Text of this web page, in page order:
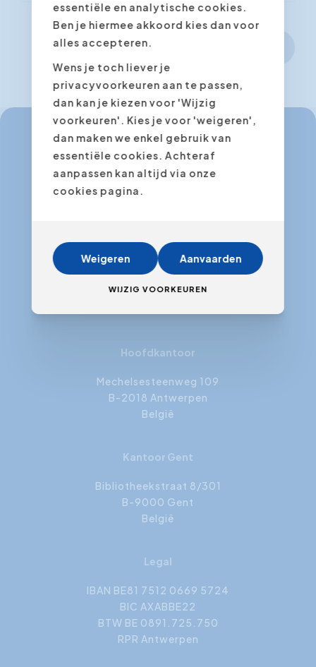
info@expertacademy.be
+32 3 235 32 49
FacebookInstagramLinkedIn
Hoofdkantoor
Mechelsesteenweg 109
B-2018 Antwerpen
België
Kantoor Gent
Bibliotheekstraat 8/301
B-9000 Gent
België
Legal
IBAN BE81 7512 0669 5724
BIC AXABBE22
BTW BE 0891.725.750
RPR Antwerpen
essentiële en analytische cookies.
Ben je hiermee akkoord kies dan voor
alles accepteren.
Wens je toch liever je
privacyvoorkeuren aan te passen,
dan kan je kiezen voor 'Wijzig
voorkeuren'. Kies je voor 'weigeren',
dan maken we enkel gebruik van
essentiële cookies. Achteraf
aanpassen kan altijd via onze
cookies pagina.
Weigeren Aanvaarden
WIJZIG VOORKEUREN